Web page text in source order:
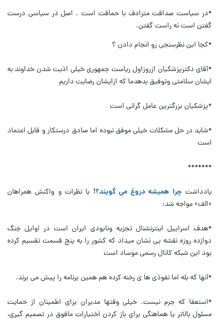
*در سیاست صداقت مترادف با حماقت است‌ . اصل در سیاسی درست
گفتن است نه راست گفتن.
*کجا این نظرسنجی رو انجام دادن ؟
*آقای دکترپزشکیان ازروزاول ریاست جمهوری خیلی اذیت شدن خداوند به
ایشان سلامتی وتوفیق بدهدما که ازایشان رضایت داریم
*پزشکیان بزرگترین عامل گرانی است
*شاید در حل مشکلات خیلی موفق نبوده اما صادق درستکار و قابل اعتماد
است
*******
یادداشت چرا همیشه دروغ می گویند؟! با نظرات و واکنش همراهان
«الف» مواجه شد:
*هدف اسراییل اینترنشنال تجزیه ونابودی ایران است در اوایل جنگ
دوازده روزه نقشه یی نشان میداد که کشور را به پنج قسمت تقسیم کرده
بود این شبکه کانال رسمی موساد است
*آنها که بله اما نفوذی ها ی رخنه کرده هم همین برنامه را پیش می برند.
*استعفا که جرم نیست. خیلی وقتها مدیران برای اطمینان از حمایت
مسئول بالاتر یا هماهنگی برای باز کردن اختیارات مافوق در تصمیم گیری،